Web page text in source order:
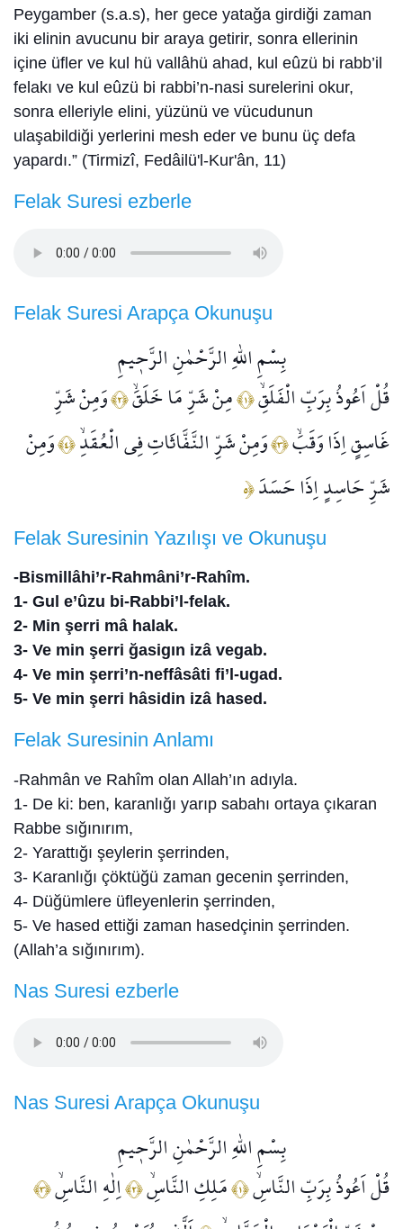
Peygamber (s.a.s), her gece yatağa girdiği zaman
iki elinin avucunu bir araya getirir, sonra ellerinin
içine üfler ve kul hü vallâhü ahad, kul eûzü bi rabb’il
felakı ve kul eûzü bi rabbi’n-nasi surelerini okur,
sonra elleriyle elini, yüzünü ve vücudunun
ulaşabildiği yerlerini mesh eder ve bunu üç defa
yapardı.” (Tirmizî, Fedâilü'l-Kur'ân, 11)
Felak Suresi ezberle
Felak Suresi Arapça Okunuşu
بِسْمِ اللّٰهِ الرَّحْمٰنِ الرَّح۪يمِ
قُلْ اَعُوذُ بِرَبِّ الْفَلَقِۙ﴿١﴾ مِنْ شَرِّ مَا خَلَقَۙ﴿٢﴾ وَمِنْ شَرِّ
غَاسِقٍ اِذَا وَقَبَۙ﴿٣﴾ وَمِنْ شَرِّ النَّفَّاثَاتِ فِي الْعُقَدِۙ﴿٤﴾ وَمِنْ
شَرِّ حَاسِدٍ اِذَا حَسَدَ﴿٥
Felak Suresinin Yazılışı ve Okunuşu
-Bismillâhi’r-Rahmâni’r-Rahîm.
1- Gul e’ûzu bi-Rabbi’l-felak.
2- Min şerri mâ halak.
3- Ve min şerri ğasigın izâ vegab.
4- Ve min şerri’n-neffâsâti fi’l-ugad.
5- Ve min şerri hâsidin izâ hased.
Felak Suresinin Anlamı
-Rahmân ve Rahîm olan Allah’ın adıyla.
1- De ki: ben, karanlığı yarıp sabahı ortaya çıkaran
Rabbe sığınırım,
2- Yarattığı şeylerin şerrinden,
3- Karanlığı çöktüğü zaman gecenin şerrinden,
4- Düğümlere üfleyenlerin şerrinden,
5- Ve hased ettiği zaman hasedçinin şerrinden.
(Allah’a sığınırım).
Nas Suresi ezberle
Nas Suresi Arapça Okunuşu
بِسْمِ اللّٰهِ الرَّحْمٰنِ الرَّح۪يمِ
قُلْ اَعُوذُ بِرَبِّ النَّاسِۙ﴿١﴾ مَلِكِ النَّاسِۙ﴿٢﴾ اِلٰهِ النَّاسِۙ﴿٣﴾